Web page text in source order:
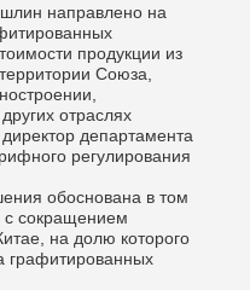
направлено на
продукции из
Союза,
отраслях
департамента
регулирования
обоснована в том
с сокращением
на долю которого
графитированных